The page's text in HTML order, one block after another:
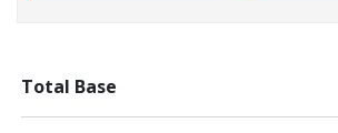
Total Base